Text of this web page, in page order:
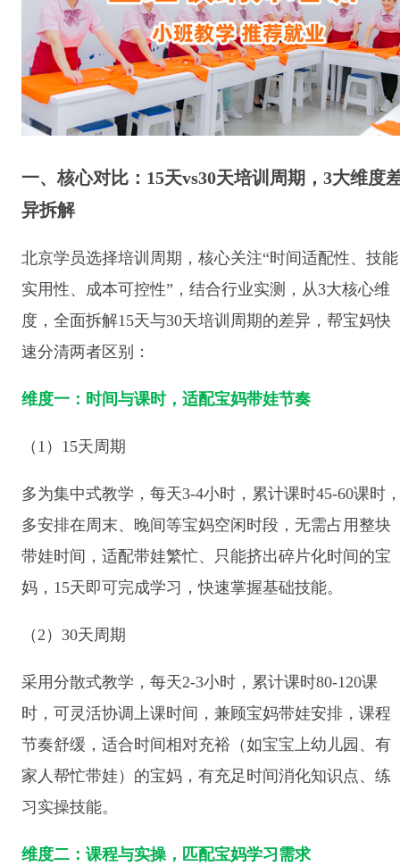
一、核心对比：15天vs30天培训周期，3大维度
异拆解
北京学员选择培训周期，核心关注“时间适配性、技能
实用性、成本可控性”，结合行业实测，从3大核心维
度，全面拆解15天与30天培训周期的差异，帮宝妈快
速分清两者区别：
维度一：时间与课时，适配宝妈带娃节奏
（1）15天周期
多为集中式教学，每天3-4小时，累计课时45-60课时
多安排在周末、晚间等宝妈空闲时段，无需占用整块
带娃时间，适配带娃繁忙、只能挤出碎片化时间的宝
妈，15天即可完成学习，快速掌握基础技能。
（2）30天周期
采用分散式教学，每天2-3小时，累计课时80-120课
时，可灵活协调上课时间，兼顾宝妈带娃安排，课程
节奏舒缓，适合时间相对充裕（如宝宝上幼儿园、有
家人帮忙带娃）的宝妈，有充足时间消化知识点、练
习实操技能。
维度二：课程与实操，匹配宝妈学习需求